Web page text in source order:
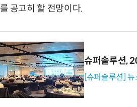
공고히 할 전망이다.
슈퍼솔루션,
[슈퍼솔루션]